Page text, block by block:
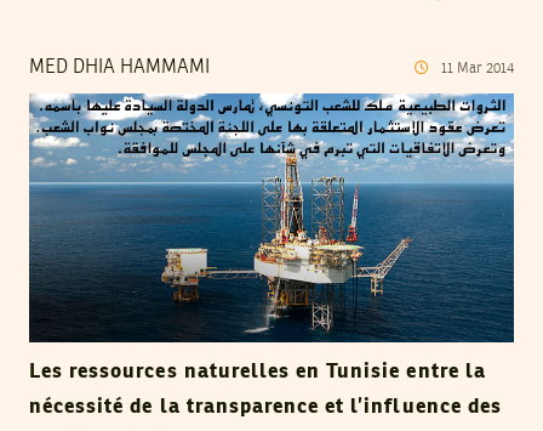
MED DHIA HAMMAMI 11 Mar 2014
Les ressources naturelles en Tunisie entre la
nécessité de la transparence et l’influence des